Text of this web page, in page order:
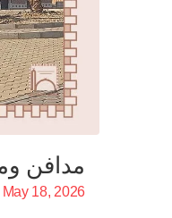
مدافن
May 18, 2026